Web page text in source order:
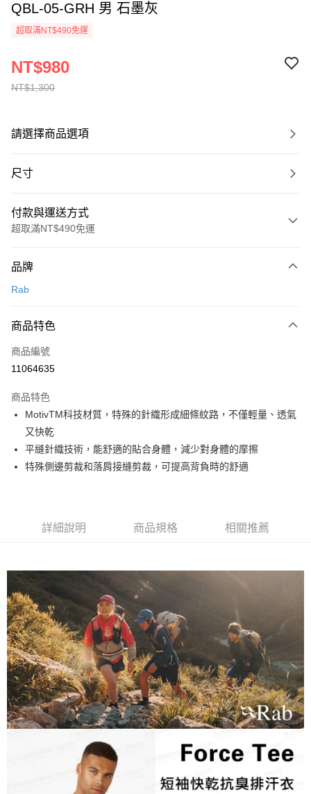
QBL-05-GRH 男 石墨灰
超取滿NT$490免運
NT$1,300
NT$980
請選擇商品選項
尺寸
付款與運送方式
超取滿NT$490免運
信用卡一次付款
3 期 0 利率 每期
合作金庫商業銀行
上海商業儲蓄銀行
臺灣中小企業銀行
匯豐（台灣）商業銀行
華泰商業銀行
聯邦商業銀行
元大商業銀行
永豐商業銀行
玉山商業銀行
星展（台灣）商業銀行
超商取貨付款
LINE Pay
Apple Pay
ATM付款
運送方式
付款後全家取貨
7-11取貨付款
每筆NT$60，滿NT$490(含以上)免運費
付款後7-11取貨
每筆NT$60，滿NT$490(含以上)免運費
宅配
每筆NT$80，滿NT$490(含以上)免運費
離島宅配
每筆NT$80，滿NT$490(含以上)免運費
品牌
Rab
商品特色
商品編號
11064635
商品特色
MotivTM科技材質，特殊的針織形成細條紋路，不僅輕量、透氣
又快乾
平縫針織技術，能舒適的貼合身體，減少對身體的摩擦
特殊側邊剪裁和落肩接縫剪裁，可提高背負時的舒適
詳細說明 商品規格 相關推薦